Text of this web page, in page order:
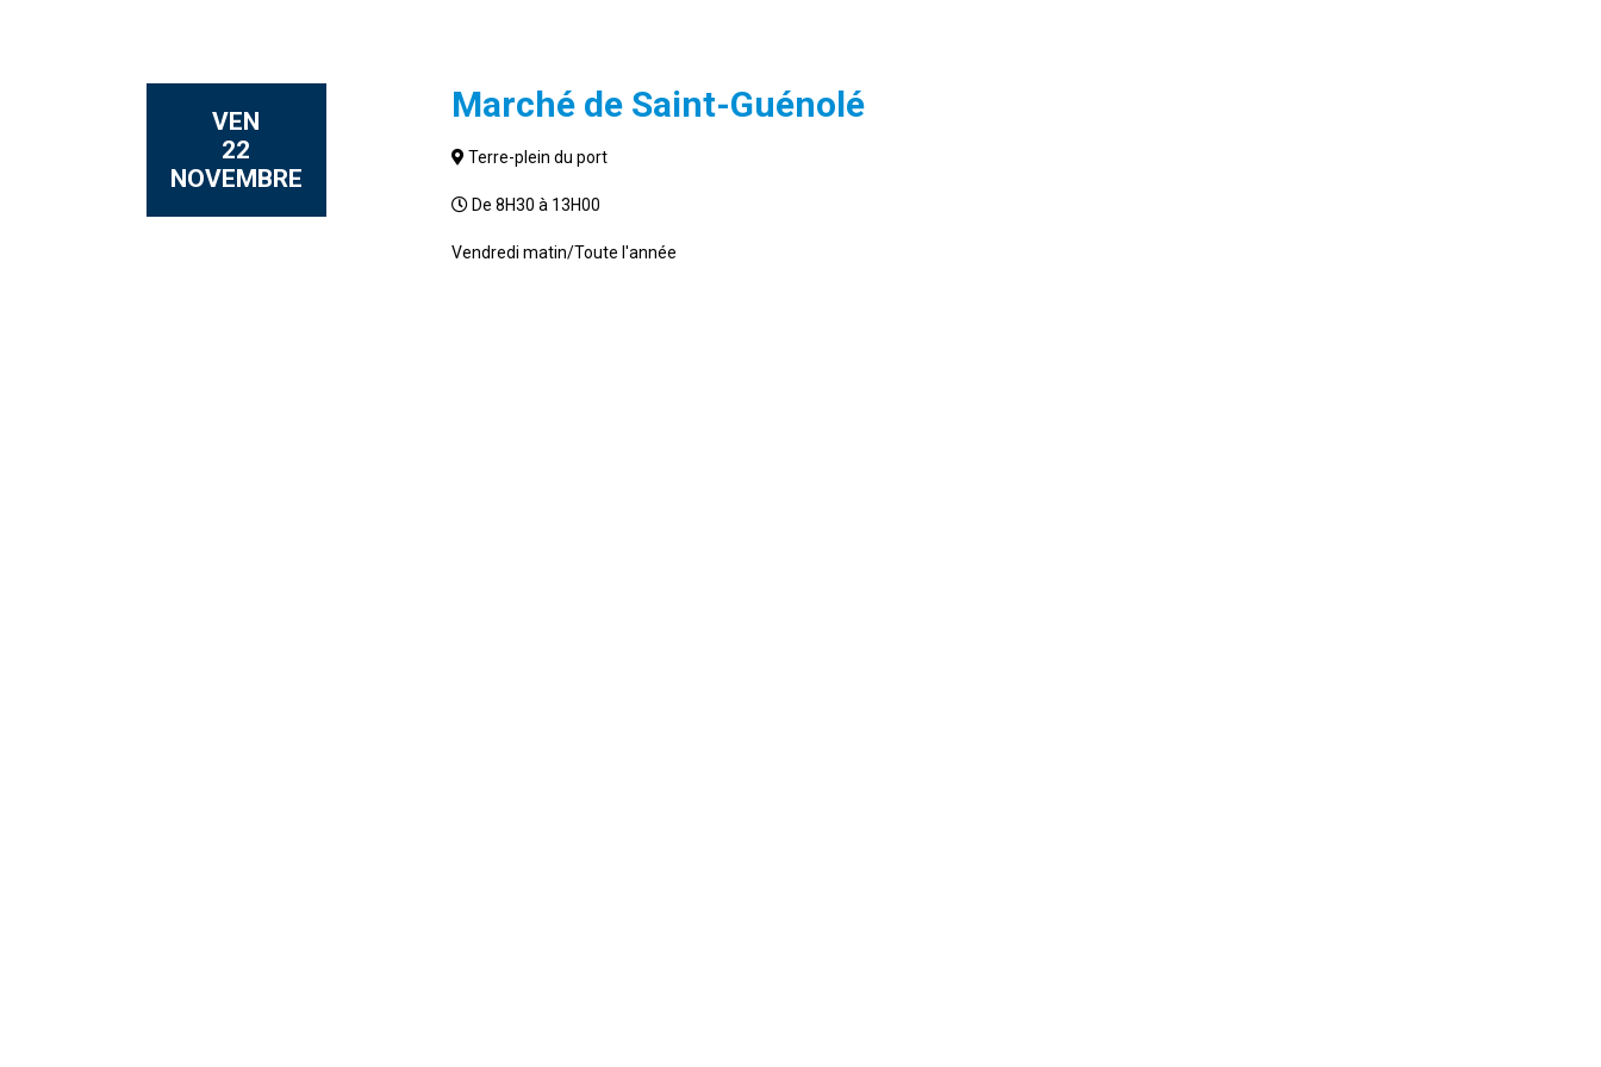
VEN
22
NOVEMBRE
Marché de Saint-Guénolé
Terre-plein du port
De 8H30 à 13H00
Vendredi matin/Toute l'année